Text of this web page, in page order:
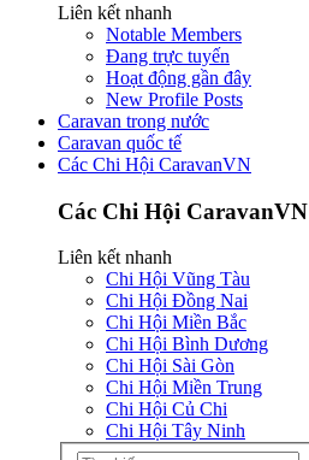
Liên kết nhanh
Notable Members
Đang trực tuyến
Hoạt động gần đây
New Profile Posts
Caravan trong nước
Caravan quốc tế
Các Chi Hội CaravanVN
Các Chi Hội CaravanVN
Liên kết nhanh
Chi Hội Vũng Tàu
Chi Hội Đồng Nai
Chi Hội Miền Bắc
Chi Hội Bình Dương
Chi Hội Sài Gòn
Chi Hội Miền Trung
Chi Hội Củ Chi
Chi Hội Tây Ninh